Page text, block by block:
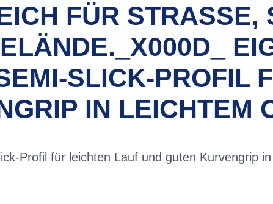
FÜR STRASSE,
SLICK-PROFIL
IN LEICHTEM
Profil für leichten Lauf und guten Kurvengrip